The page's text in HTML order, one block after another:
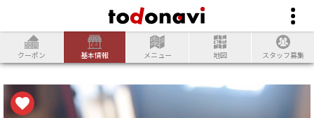
クーポン 基本情報 メニュー 地図 スタッフ募集